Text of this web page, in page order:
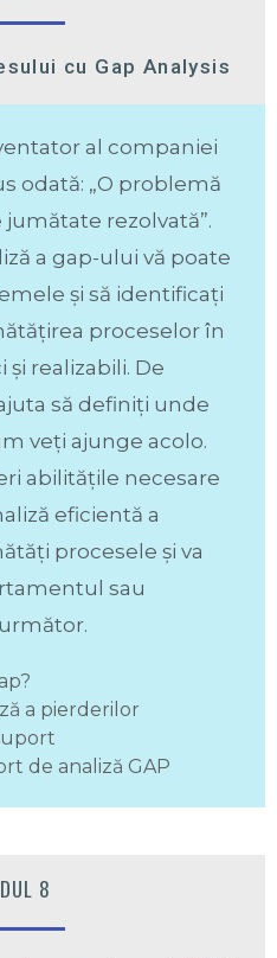
cu Gap Analysis
al companiei
odată: „O problemă
rezolvată”.
a gap-ului vă poate
și să identificați
proceselor în
realizabili. De
să definiți unde
veți ajunge acolo.
abilitățile necesare
eficientă a
procesele și va
sau
a pierderilor
de analiză GAP
8